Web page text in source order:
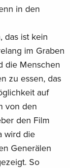
in den
das ist kein
im Graben
die Menschen
zu essen, das
auf
von den
den Film
wird die
Generälen
So